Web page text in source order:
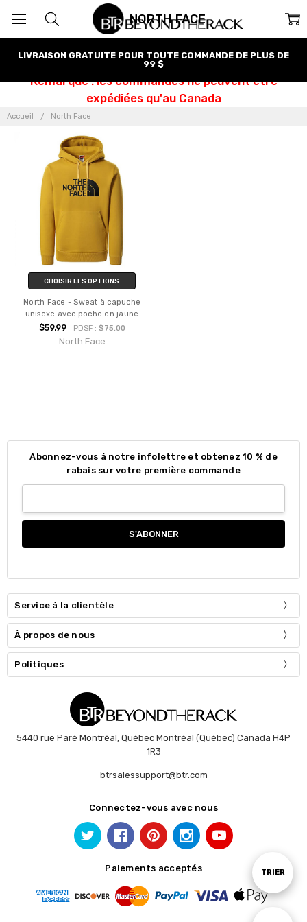
LIVRAISON GRATUITE POUR TOUTE COMMANDE DE PLUS DE
99 $
Remarque : les commandes ne peuvent être
expédiées qu'au Canada
Accueil North Face
NORTH FACE
Trier
TRIER
CHOISIR LES OPTIONS
North Face - Sweat à capuche
unisexe avec poche en jaune
$59.99 PDSF :$75.00
North Face
Abonnez-vous à notre infolettre et obtenez 10 % de
rabais sur votre première commande
Service à la clientèle
À propos de nous
Politiques
5440 rue Paré Montréal, Québec Montréal (Québec) Canada H4P
1R3
btrsalessupport@btr.com
Connectez-vous avec nous
Paiements acceptés